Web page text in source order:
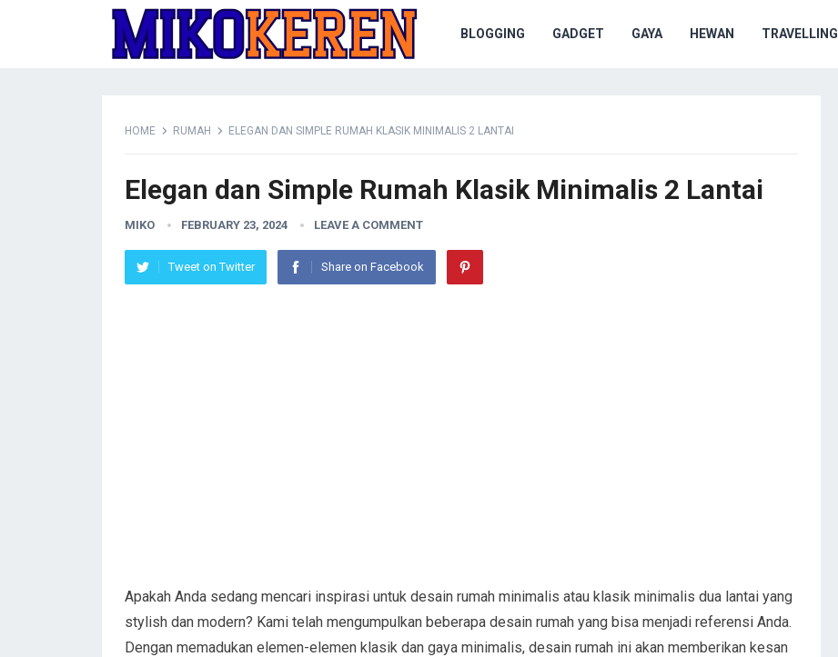
BLOGGING GADGET GAYA HEWAN TRAVELLING
HOME RUMAH ELEGAN DAN SIMPLE RUMAH KLASIK MINIMALIS 2 LANTAI
Elegan dan Simple Rumah Klasik Minimalis 2 Lantai
MIKO FEBRUARY 23, 2024 LEAVE A COMMENT
Tweet on Twitter Share on Facebook
Apakah Anda sedang mencari inspirasi untuk desain rumah minimalis atau klasik minimalis dua lantai yang
stylish dan modern? Kami telah mengumpulkan beberapa desain rumah yang bisa menjadi referensi Anda.
Dengan memadukan elemen-elemen klasik dan gaya minimalis, desain rumah ini akan memberikan kesan